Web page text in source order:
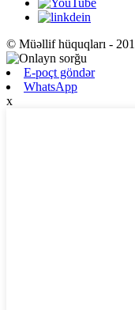
© Müəllif hüquqları -
E-poçt göndər
WhatsApp
x